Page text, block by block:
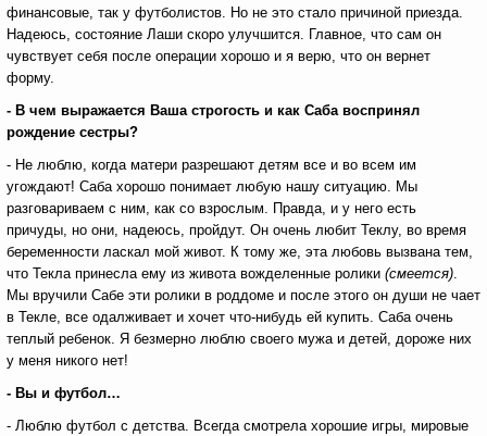
финансовые, так у футболистов. Но не это стало причиной приезда.
Надеюсь, состояние Лаши скоро улучшится. Главное, что сам он
чувствует себя после операции хорошо и я верю, что он вернет
форму.
- В чем выражается Ваша строгость и как Саба воспринял
рождение сестры?
- Не люблю, когда матери разрешают детям все и во всем им
угождают! Саба хорошо понимает любую нашу ситуацию. Мы
разговариваем с ним, как со взрослым. Правда, и у него есть
причуды, но они, надеюсь, пройдут. Он очень любит Теклу, во время
беременности ласкал мой живот. К тому же, эта любовь вызвана тем,
что Текла принесла ему из живота вожделенные ролики (смеется).
Мы вручили Сабе эти ролики в роддоме и после этого он души не чает
в Текле, все одалживает и хочет что-нибудь ей купить. Саба очень
теплый ребенок. Я безмерно люблю своего мужа и детей, дороже них
у меня никого нет!
- Вы и футбол…
- Люблю футбол с детства. Всегда смотрела хорошие игры, мировые